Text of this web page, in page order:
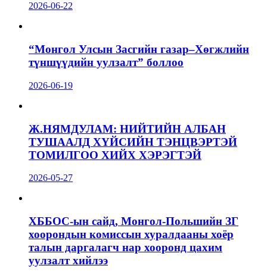
2026-06-22
“Монгол Улсын Засгийн газар–Хөгжлийн
түншүүдийн уулзалт” боллоо
2026-06-19
Ж.НЯМДУЛАМ: НИЙТИЙН АЛБАН
ТУШААЛД ХҮЙСИЙН ТЭНЦВЭРТЭЙ
ТОМИЛГОО ХИЙХ ХЭРЭГТЭЙ
2026-05-27
ХББОС-ын сайд, Монгол-Польшийн ЗГ
хоорондын комиссын хуралдааны хоёр
талын даргалагч нар хооронд цахим
уулзалт хийлээ